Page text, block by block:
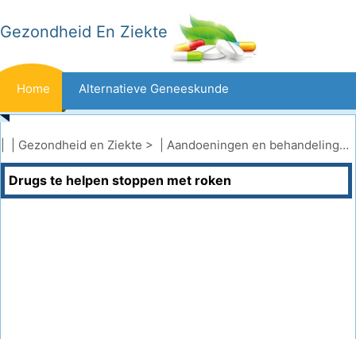
Gezondheid En Ziekte
Home Alternatieve Geneeskunde
Beten En Steken Kanker
Aandoeningen En Behandelingen Mond- En Tandzorg
Gezondheid en Ziekte > | Aandoeningen en behandelingen
Drugs te helpen stoppen met roken